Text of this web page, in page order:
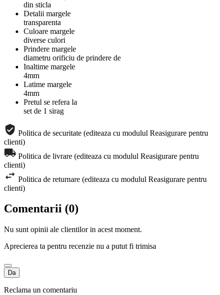
din sticla
Detalii margele
transparenta
Culoare margele
diverse culori
Prindere margele
diametru orificiu de prindere de
Inaltime margele
4mm
Latime margele
4mm
Pretul se refera la
set de 1 sirag
Politica de securitate (editeaza cu modulul Reasigurare pentru
clienti)
Politica de livrare (editeaza cu modulul Reasigurare pentru
clienti)
Politica de returnare (editeaza cu modulul Reasigurare pentru
clienti)
Comentarii (0)
Nu sunt opinii ale clientilor in acest moment.
Aprecierea ta pentru recenzie nu a putut fi trimisa
Da
Reclama un comentariu